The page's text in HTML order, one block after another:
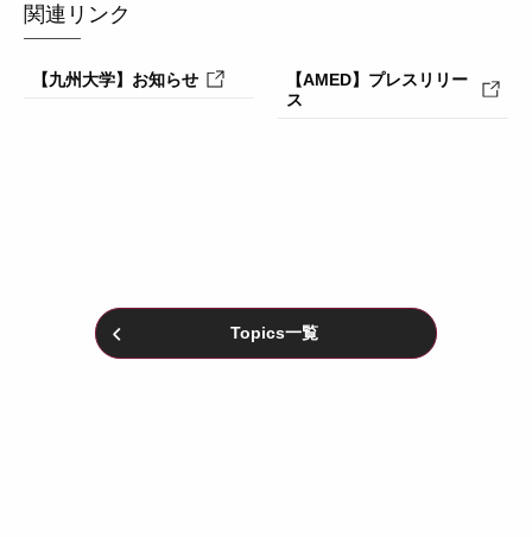
関連リンク
【九州大学】お知らせ
【AMED】プレスリリー
ス
Topics一覧